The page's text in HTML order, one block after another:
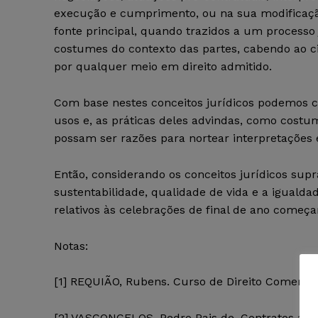
execução e cumprimento, ou na sua
fonte principal, quando trazidos a um
costumes do contexto das partes, cabendo ao
por qualquer meio em direito admitido.
Com base nestes conceitos jurídicos podemos
usos e, as práticas deles advindas, como
possam ser razões para nortear
Então, considerando os conceitos jurídicos
sustentabilidade, qualidade de vida e a
relativos às celebrações de final de ano
Notas:
[1] REQUIÃO, Rubens. Curso de Direito